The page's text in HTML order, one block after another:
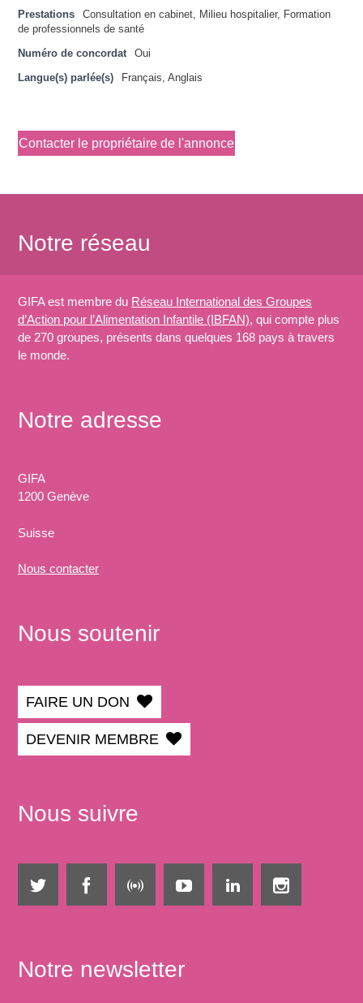
Prestations
Consultation en cabinet, Milieu hospitalier, Formation
de professionnels de santé
Numéro de concordat Oui
Langue(s) parlée(s) Français, Anglais
Contacter le propriétaire de l'annonce
Notre réseau
GIFA est membre du Réseau International des Groupes
d’Action pour l’Alimentation Infantile (IBFAN), qui compte plus
de 270 groupes, présents dans quelques 168 pays à travers
le monde.
Notre adresse
GIFA
1200 Genève
Suisse
Nous contacter
Nous soutenir
FAIRE UN DON
DEVENIR MEMBRE
Nous suivre
Notre newsletter